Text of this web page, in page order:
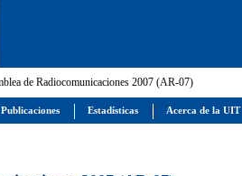
de Radiocomunicaciones 2007 (AR-07)
Publicaciones Estadísticas Acerca de la UIT